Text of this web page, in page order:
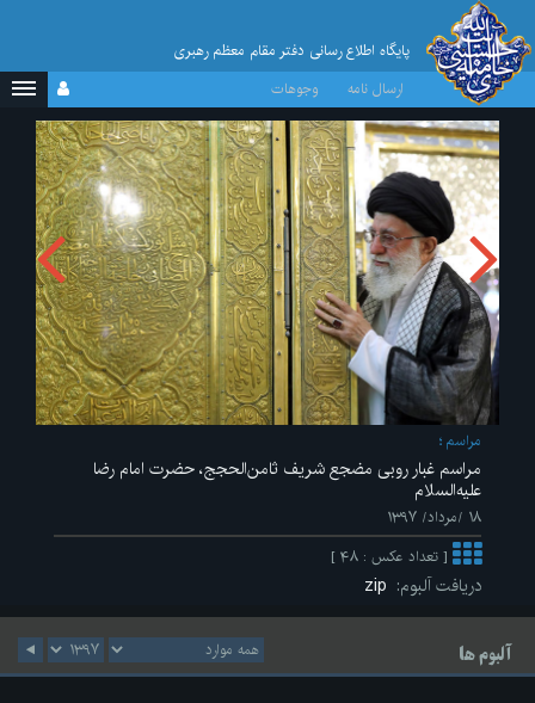
پایگاه اطلاع رسانی دفتر مقام معظم رهبری
ارسال نامه
وجوهات
مراسم
مراسم غبار روبی مضجع شریف ثامن‌الحجج، حضرت امام رضا
علیه‌السلام
۱۸ /مرداد/ ۱۳۹۷
[ تعداد عکس : ۴۸ ]
دریافت آلبوم:
آلبوم ها